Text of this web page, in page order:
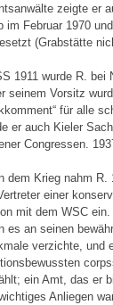
zeigte er
im Februar 1970
(Grabstätte
1911 wurde R. bei
seinem Vorsitz
für alle
er auch Kieler
Congressen.
dem Krieg nahm
einer
mit dem WSC
es an seinen
verzichte, und
ein Amt, das er
Anliegen